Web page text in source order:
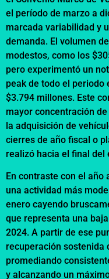
el período de marzo a
marcada variabilidad y
demanda. El volumen
modestos, como los
pero experimentó un
peak de todo el periodo
$3.794 millones. Este
mayor concentración
la adquisición de
cierres de año fiscal o
realizó hacia el final del
En contraste con el
una actividad más
enero cayendo
que representa una
2024. A partir de ese
recuperación sostenida
promediando
y alcanzando un